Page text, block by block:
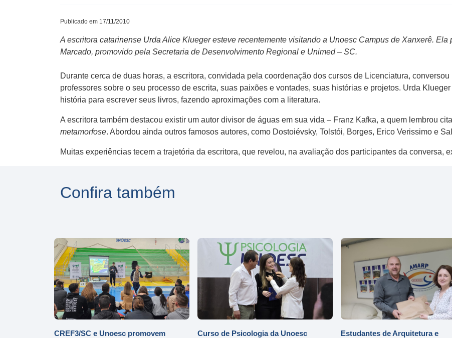
Publicado em 17/11/2010
A escritora catarinense Urda Alice Klueger esteve recentemente visitando a Unoesc Campus de Xanxerê.
Marcado, promovido pela Secretaria de Desenvolvimento Regional e Unimed – SC.
Durante cerca de duas horas, a escritora, convidada pela coordenação dos cursos de Licenciatura,
professores sobre o seu processo de escrita, suas paixões e vontades, suas histórias e projetos. Urda
história para escrever seus livros, fazendo aproximações com a literatura.
A escritora também destacou existir um autor divisor de águas em sua vida – Franz Kafka, a quem lembrou
metamorfose. Abordou ainda outros famosos autores, como Dostoiévsky, Tolstói, Borges, Erico Verissimo e
Muitas experiências tecem a trajetória da escritora, que revelou, na avaliação dos participantes da conversa,
Confira também
CREF3/SC e Unoesc promovem
Curso de Psicologia da Unoesc
Estudantes de Arquitetura e